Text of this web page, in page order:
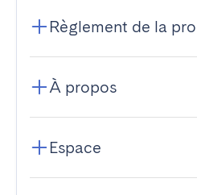
Règlement de la
À propos
Espace